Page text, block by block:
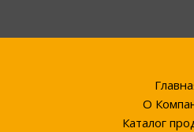
О
Каталог